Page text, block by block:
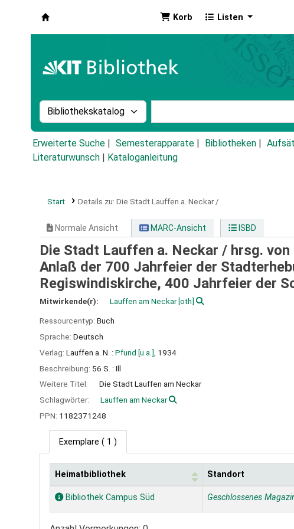
Korb Listen
Suche im Katalog nach:
Erweiterte Suche Semesterapparate Bibliotheken
Literaturwunsch
Kataloganleitung
Start Details zu: Die Stadt Lauffen a. Neckar /
Normale Ansicht MARC-Ansicht ISBD
Die Stadt Lauffen a. Neckar / hrsg.
Anlaß der 700 Jahrfeier der
Regiswindiskirche, 400 Jahrfeier der
Mitwirkende(r): Lauffen am Neckar[oth]
Ressourcentyp: Buch
Sprache: Deutsch
Verlag: Lauffen a. N. : Pfund [u.a.], 1934
Beschreibung: 56 S. : Ill
Weitere Titel:
Die Stadt Lauffen am Neckar
Schlagwörter:
Lauffen am Neckar
PPN: 1182371248
Exemplare ( 1 )
Exemplare
Heimatbibliothek Standort
Bibliothek Campus Süd Geschlossenes